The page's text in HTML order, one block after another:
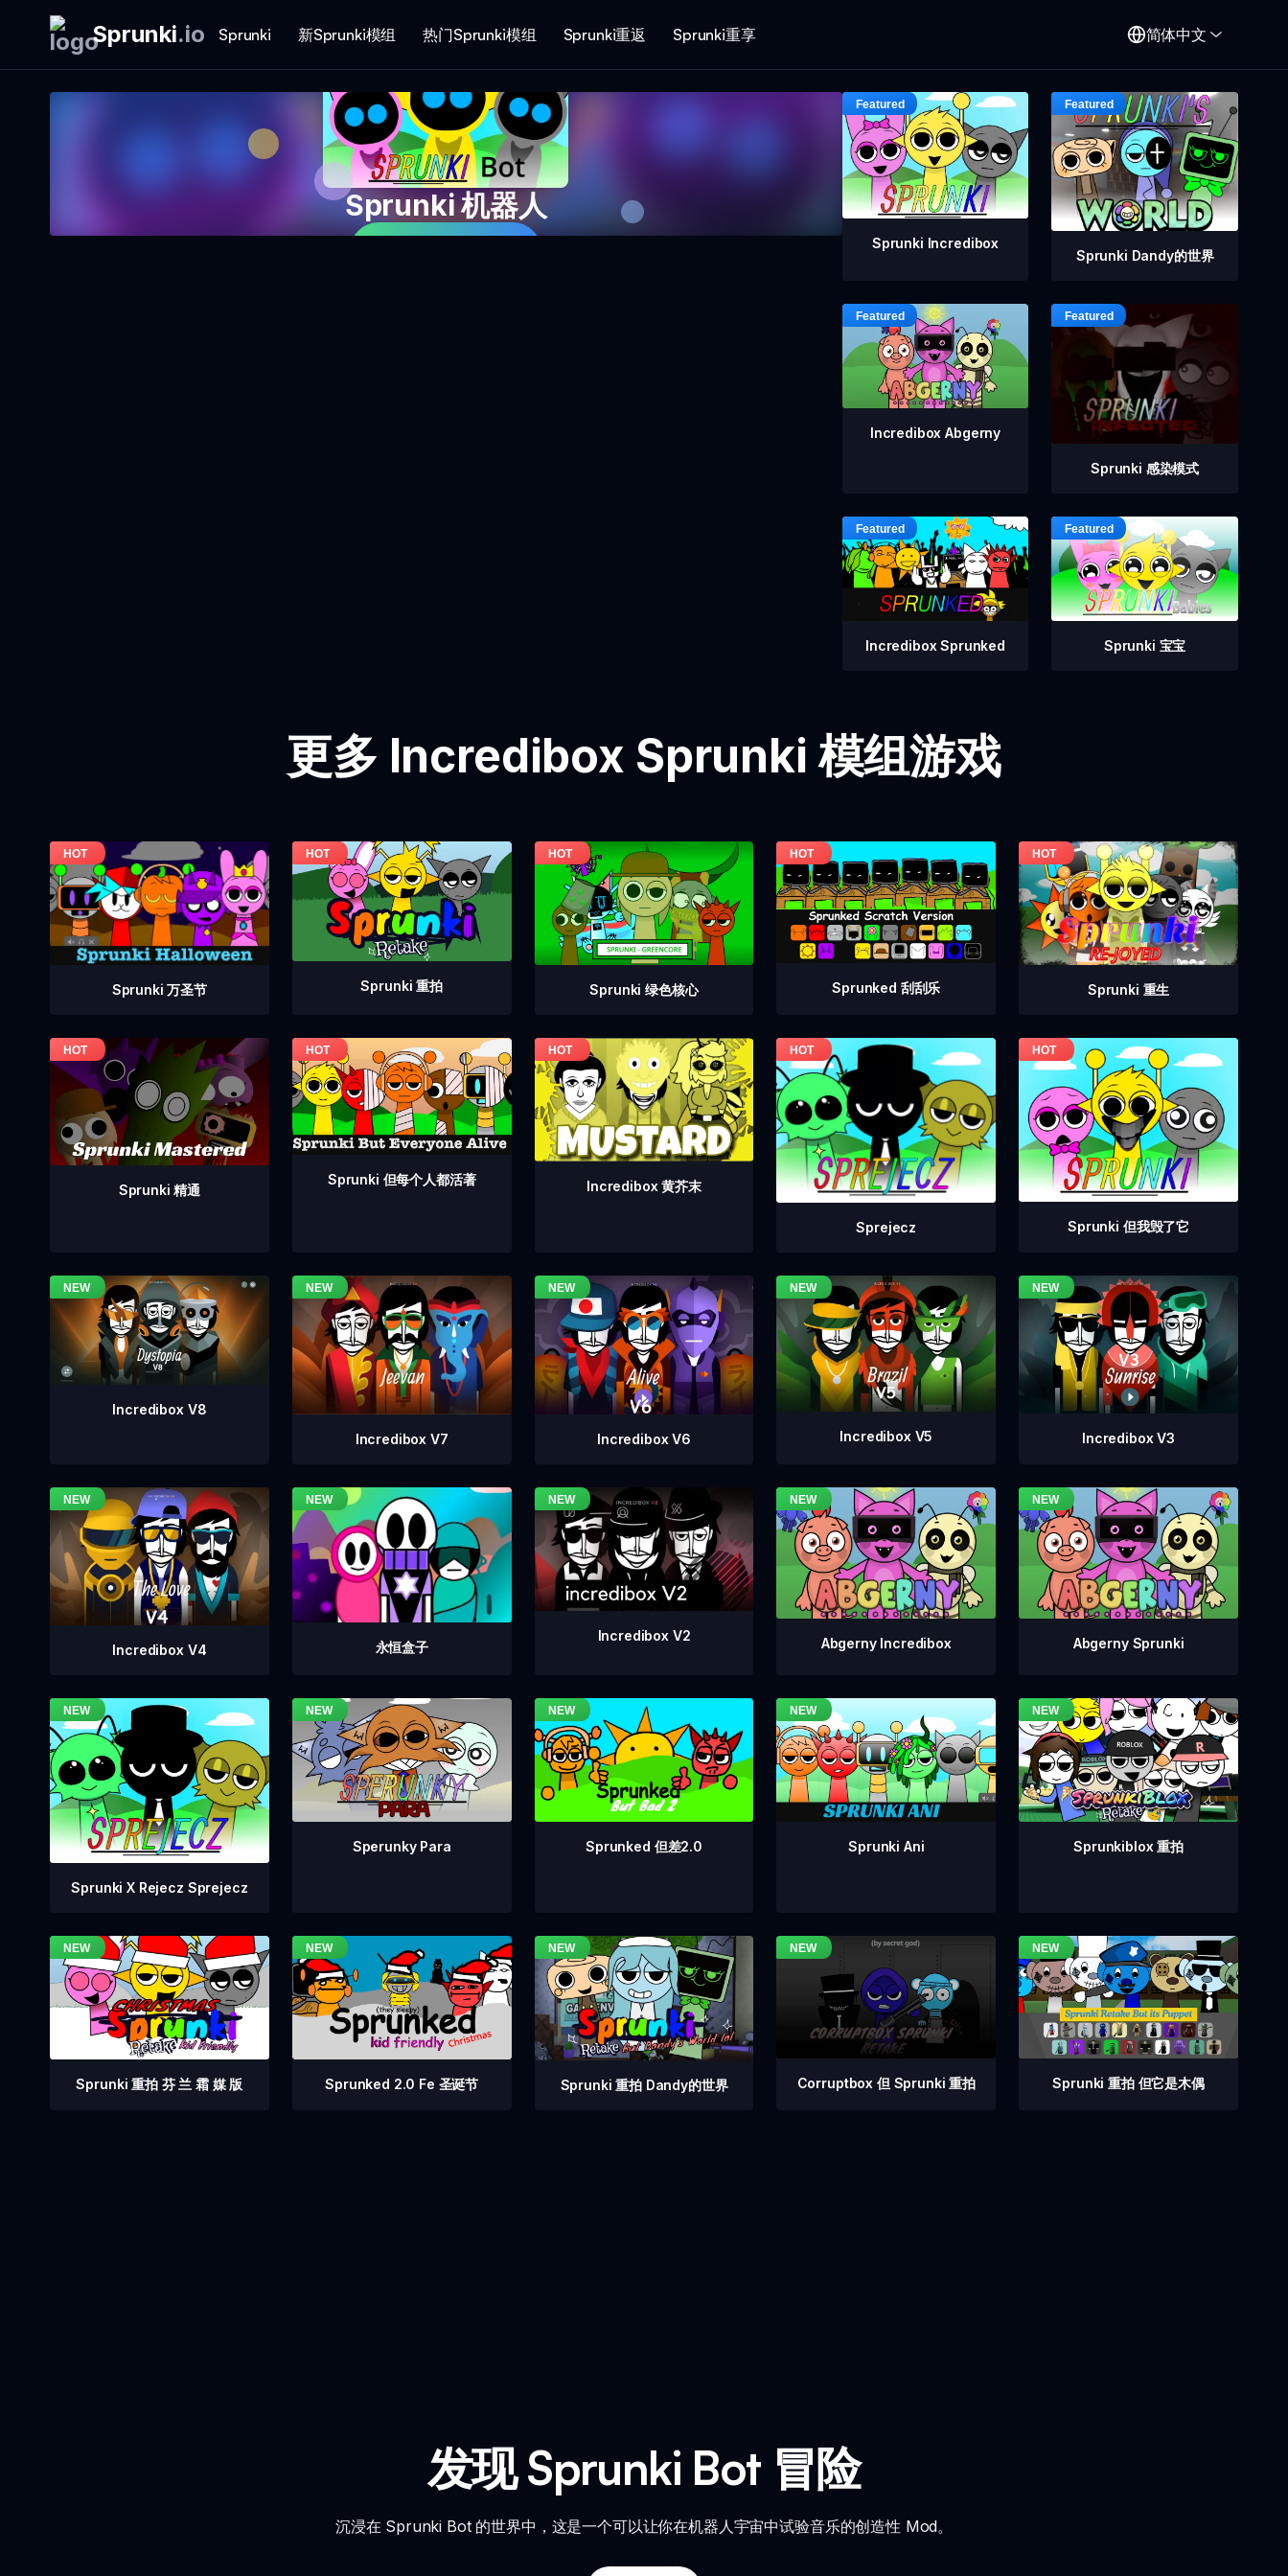
Sprunki.io Sprunki 新Sprunki模组 热门Sprunki模组 Sprunki重返 Sprunki重享 简体中文
Sprunki 机器人
Sprunki Incredibox
Sprunki Dandy的世界
Incredibox Abgerny
Sprunki 感染模式
Incredibox Sprunked Sprunki 宝宝
更多 Incredibox Sprunki 模组游戏
Sprunki 万圣节 Sprunki 重拍 Sprunki 绿色核心 Sprunked 刮刮乐 Sprunki 重生
Sprunki 精通
Sprunki 但每个人都活著 Incredibox 黄芥末
Sprejecz Sprunki 但我毁了它
Incredibox V8
Incredibox V7
Incredibox V6 Incredibox V5 Incredibox V3
Incredibox V4 永恒盒子
Incredibox V2 Abgerny Incredibox Abgerny Sprunki
Sprunki X Rejecz Sprejecz
Sperunky Para Sprunked 但差2.0 Sprunki Ani Sprunkiblox 重拍
Sprunki 重拍 芬 兰 霜 媒 版 Sprunked 2.0 Fe 圣诞节 Sprunki 重拍 Dandy的世界 Corruptbox 但 Sprunki 重拍 Sprunki 重拍 但它是木偶
发现 Sprunki Bot 冒险
沉浸在 Sprunki Bot 的世界中，这是一个可以让你在机器人宇宙中试验音乐的创造性 Mod。